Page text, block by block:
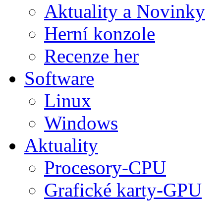
Aktuality a Novinky
Herní konzole
Recenze her
Software
Linux
Windows
Aktuality
Procesory-CPU
Grafické karty-GPU